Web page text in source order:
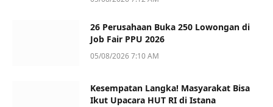
26 Perusahaan Buka 250 Lowongan di
Job Fair PPU 2026
05/08/2026 7:10 AM
Kesempatan Langka! Masyarakat Bisa
Ikut Upacara HUT RI di Istana